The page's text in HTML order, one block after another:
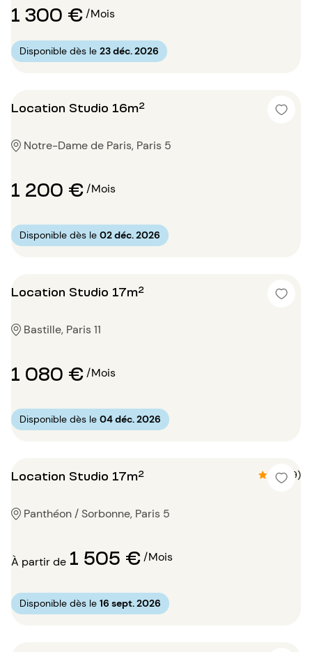
1 300 €/Mois
Disponible dès le 23 déc. 2026
Location Studio 16m²
Notre-Dame de Paris, Paris 5
1 200 €/Mois
Disponible dès le 02 déc. 2026
Location Studio 17m²
Bastille, Paris 11
1 080 €/Mois
Disponible dès le 04 déc. 2026
Location Studio 17m² 4.9 (9)
Panthéon / Sorbonne, Paris 5
À partir de 1 505 €/Mois
Disponible dès le 16 sept. 2026